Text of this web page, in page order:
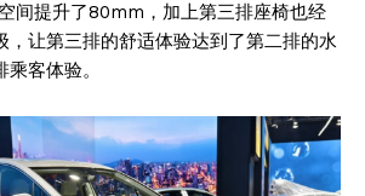
间提升了80mm，加上第三排座椅也经
，让第三排的舒适体验达到了第二排的水
客体验。